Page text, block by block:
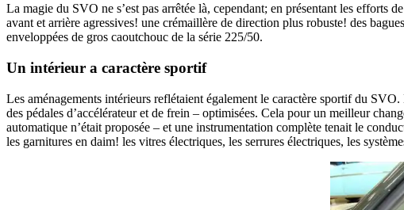
La magie du SVO ne s’est pas arrêtée là, cependant; en présentant les
avant et arrière agressives! une crémaillère de direction plus robuste! des
enveloppées de gros caoutchouc de la série 225/50.
Un intérieur a caractère sportif
Les aménagements intérieurs reflétaient également le caractère sportif du
des pédales d’accélérateur et de frein – optimisées. Cela pour un meilleur
automatique n’était proposée – et une instrumentation complète tenait le
les garnitures en daim! les vitres électriques, les serrures électriques, les